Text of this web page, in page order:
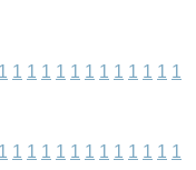
1 1 1 1 1 1 1 1 1 1 1 1 1
1 1 1 1 1 1 1 1 1 1 1 1 1